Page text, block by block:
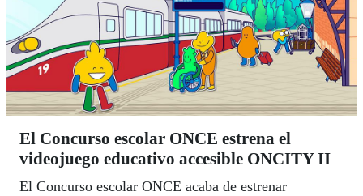
El Concurso escolar ONCE estrena el
videojuego educativo accesible ONCITY II
El Concurso escolar ONCE acaba de estrenar